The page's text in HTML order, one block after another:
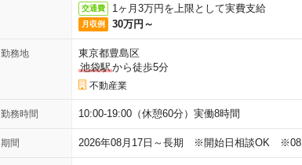
交通費 1ヶ月3万円を上限として実費支給
月収例 30万円～
勤務地
東京都豊島区
池袋駅から徒歩5分
不動産業
勤務時間 10:00-19:00（休憩60分）実働8時間
期間 2026年08月17日～長期 ※開始日相談OK ※08